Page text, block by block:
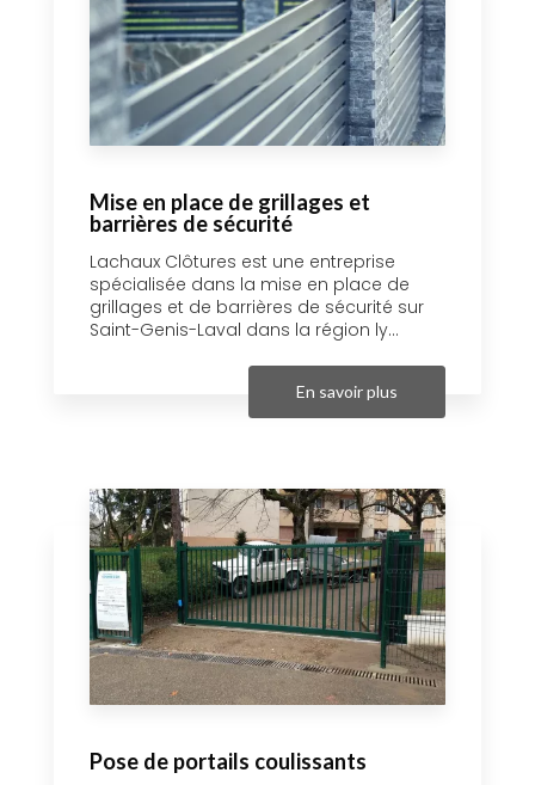
Mise en place de grillages et
barrières de sécurité
Lachaux Clôtures est une entreprise
spécialisée dans la mise en place de
grillages et de barrières de sécurité sur
Saint-Genis-Laval dans la région ly...
En savoir plus
Pose de portails coulissants